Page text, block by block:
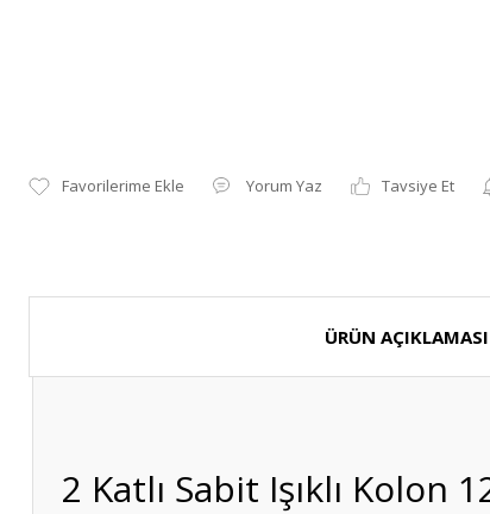
Yorum Yaz Tavsiye Et
ÜRÜN AÇIKLAMASI
2 Katlı Sabit Işıklı Kolon